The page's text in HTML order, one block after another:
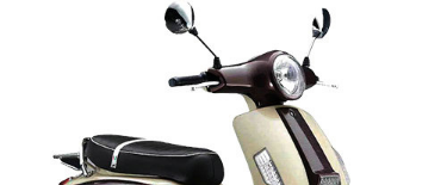
எங்களை பற்றி